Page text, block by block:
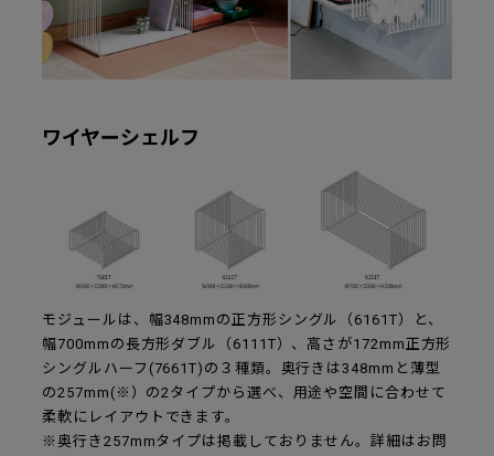
ワイヤーシェルフ
モジュールは、幅348mmの正方形シングル（6161T）と、
幅700mmの長方形ダブル（6111T）、高さが172mm正方形
シングルハーフ(7661T)の３種類。奥行きは348mmと薄型
の257mm(※）の2タイプから選べ、用途や空間に合わせて
柔軟にレイアウトできます。
※奥行き257mmタイプは掲載しておりません。詳細はお問